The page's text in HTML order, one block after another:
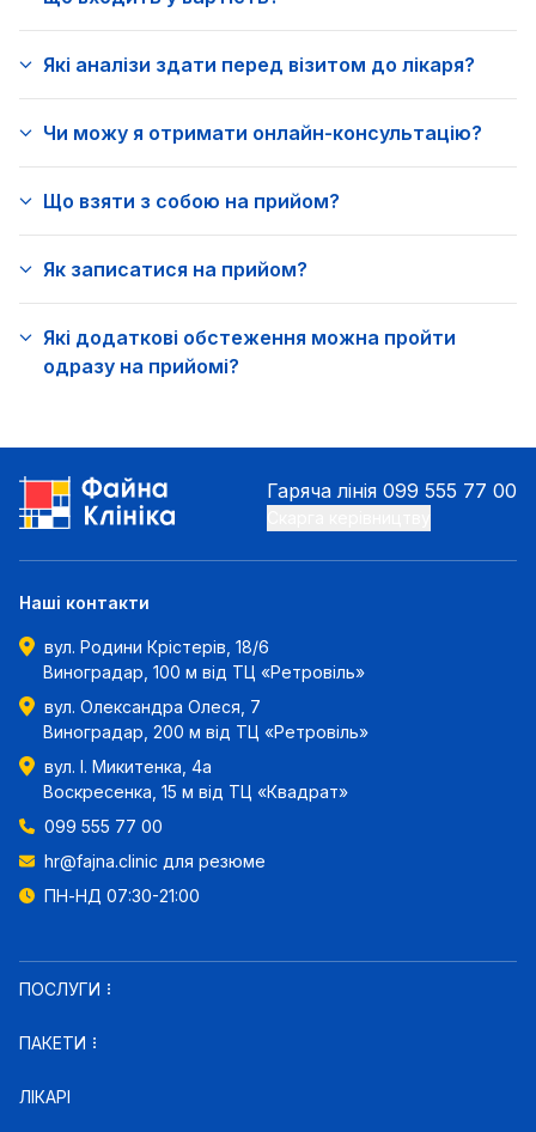
Які аналізи здати перед візитом до лікаря?
Чи можу я отримати онлайн-консультацію?
Що взяти з собою на прийом?
Як записатися на прийом?
Які додаткові обстеження можна пройти
одразу на прийомі?
Гаряча лінія 099 555 77 00
Наші контакти
вул. Родини Крістерів, 18/6
Виноградар, 100 м від ТЦ «Ретровіль»
вул. Олександра Олеся, 7
Виноградар, 200 м від ТЦ «Ретровіль»
вул. І. Микитенка, 4а
Воскресенка, 15 м від ТЦ «Квадрат»
099 555 77 00
hr@fajna.clinic для резюме
ПН-НД 07:30-21:00
ПОСЛУГИ
ПАКЕТИ
ЛІКАРІ